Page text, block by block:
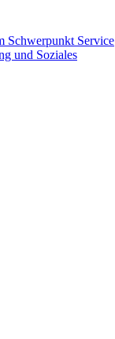
Schwerpunkt Service
und Soziales